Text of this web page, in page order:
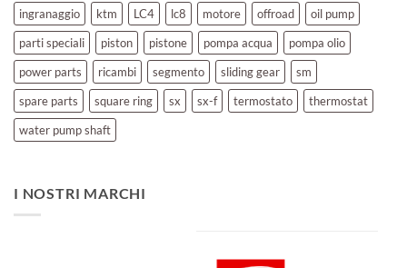
ingranaggio
ktm LC4 lc8 motore offroad
oil pump
parti speciali
piston pistone pompa acqua
pompa olio
power parts
ricambi segmento sliding gear
sm
spare parts
square ring sx sx-f termostato
thermostat
water pump shaft
I NOSTRI MARCHI